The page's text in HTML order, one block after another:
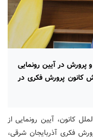
پرورش در آیین رونمایی
کانون پرورش فکری در
کانون، آیین رونمایی از
فکری آذربایجان شرقی،